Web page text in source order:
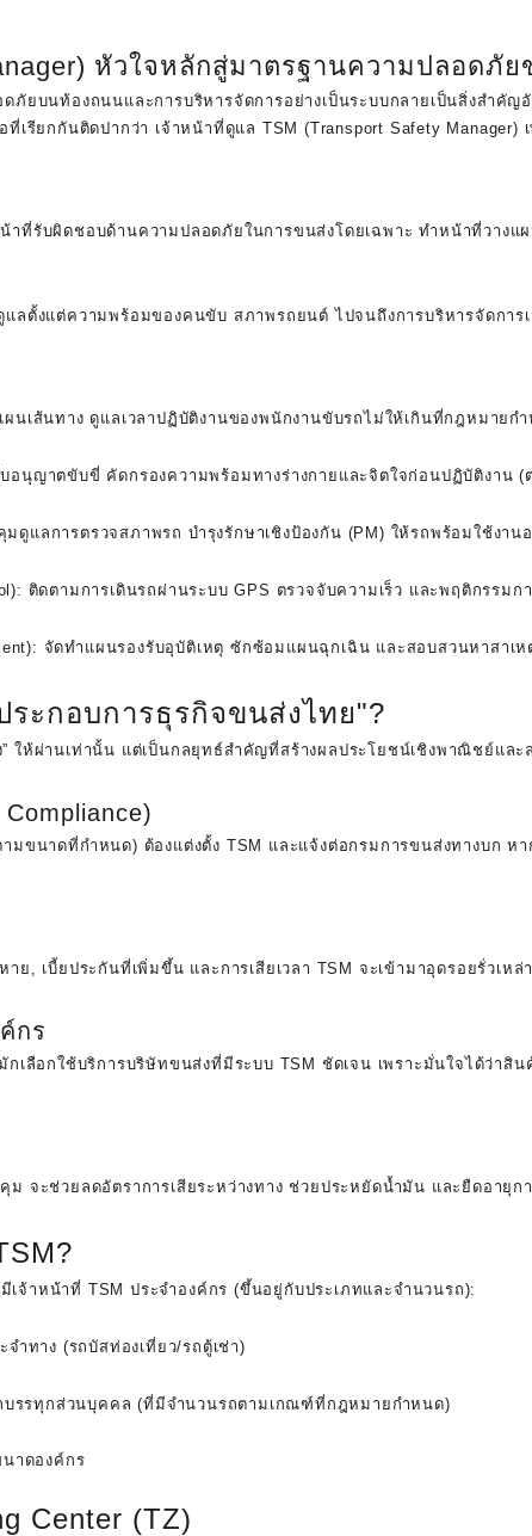
หัวใจหลักสู่มาตรฐานความปลอดภั
ภัยบนท้องถนนและการบริหารจัดการอย่างเป็นระบบกลายเป็นสิ่งสำคั
ที่เรียกกันติดปากว่า เจ้าหน้าที่ดูแล TSM (Transport Safety Manager)
ที่รับผิดชอบด้านความปลอดภัยในการขนส่งโดยเฉพาะ ทำหน้าที่วางแ
ลตั้งแต่ความพร้อมของคนขับ สภาพรถยนต์ ไปจนถึงการบริหารจัดการเ
ผนเส้นทาง ดูแลเวลาปฏิบัติงานของพนักงานขับรถไม่ให้เกินที่กฎหมายก
อนุญาตขับขี่ คัดกรองความพร้อมทางร่างกายและจิตใจก่อนปฏิบัติงาน (
มดูแลการตรวจสภาพรถ บำรุงรักษาเชิงป้องกัน (PM) ให้รถพร้อมใช้งาน
ติดตามการเดินรถผ่านระบบ GPS ตรวจจับความเร็ว และพฤติกรรมก
จัดทำแผนรองรับอุบัติเหตุ ซักซ้อมแผนฉุกเฉิน และสอบสวนหาสาเห
ะกอบการธุรกิจขนส่งไทย"?
ให้ผ่านเท่านั้น แต่เป็นกลยุทธ์สำคัญที่สร้างผลประโยชน์เชิงพาณิชย์และ
มขนาดที่กำหนด) ต้องแต่งตั้ง TSM และแจ้งต่อกรมการขนส่งทางบก
, เบี้ยประกันที่เพิ่มขึ้น และการเสียเวลา TSM จะเข้ามาอุดรอยรั่วเห
กร
ลือกใช้บริการบริษัทขนส่งที่มีระบบ TSM ชัดเจน เพราะมั่นใจได้ว่าสิน
จะช่วยลดอัตราการเสียระหว่างทาง ช่วยประหยัดน้ำมัน และยืดอายุก
จ้าหน้าที่ TSM ประจำองค์กร (ขึ้นอยู่กับประเภทและจำนวนรถ):
ำทาง (รถบัสท่องเที่ยว/รถตู้เช่า)
บรรทุกส่วนบุคคล (ที่มีจำนวนรถตามเกณฑ์ที่กฎหมายกำหนด)
าดองค์กร
Center (TZ)